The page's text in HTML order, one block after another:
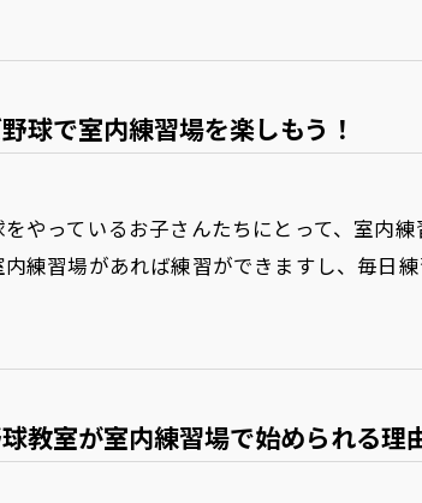
球で室内練習場を楽しもう！
やっているお子さんたちにとって、室内
内練習場があれば練習ができますし、毎日
教室が室内練習場で始められる理